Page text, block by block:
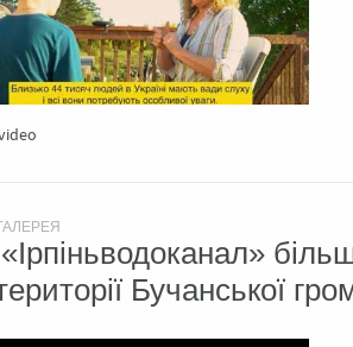
Бучанської